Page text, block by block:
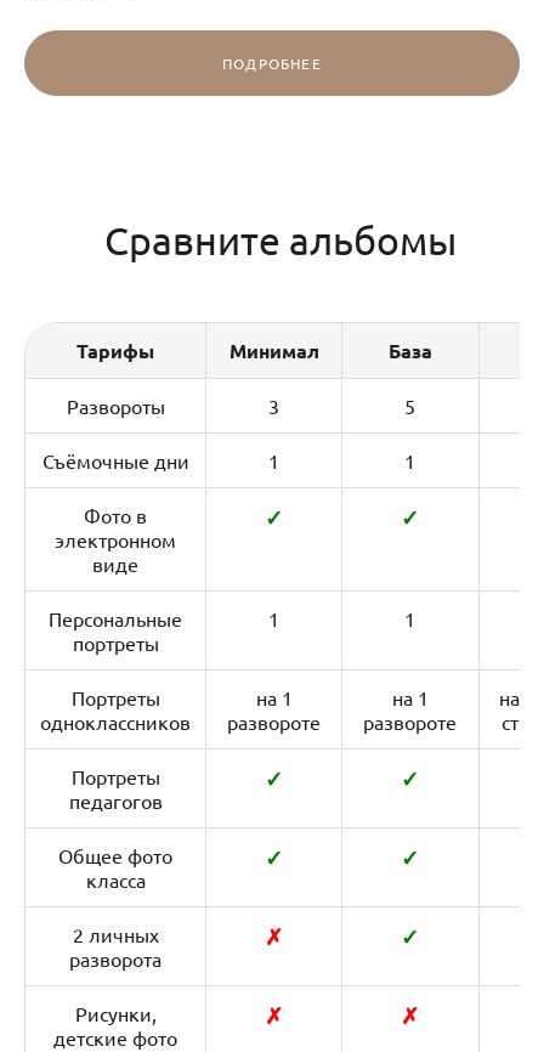
ПОДРОБНЕЕ
Сравните альбомы
Тарифы Минимал База
Развороты 3 5
Съёмочные дни 1 1
Фото в
электронном
виде
✓ ✓
Персональные
портреты
1 1
Портреты
одноклассников
на 1
развороте
на 1
развороте
на
Портреты
педагогов
✓ ✓
Общее фото
класса
✓ ✓
2 личных
разворота
✗ ✓
Рисунки,
детские фото
✗ ✗